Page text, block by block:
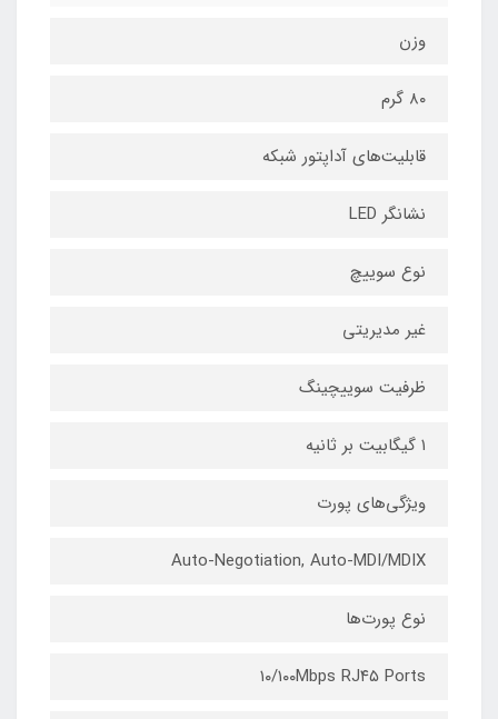
وزن
۸۰ گرم
قابلیت‌های آداپتور شبکه
نشانگر LED
نوع سوییچ
غیر مدیریتی
ظرفیت سوییچینگ
۱ گیگابیت بر ثانیه
ویژگی‌های پورت
Auto-Negotiation, Auto-MDI/MDIX
نوع پورت‌ها
۱۰/۱۰۰Mbps RJ۴۵ Ports